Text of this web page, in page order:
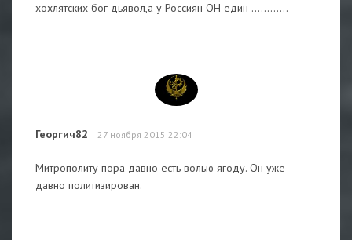
хохлятских бог дьявол,а у Россиян ОН един ............
Георгич82 27 ноября 2015 22:04
Митрополиту пора давно есть волью ягоду. Он уже
давно политизирован.